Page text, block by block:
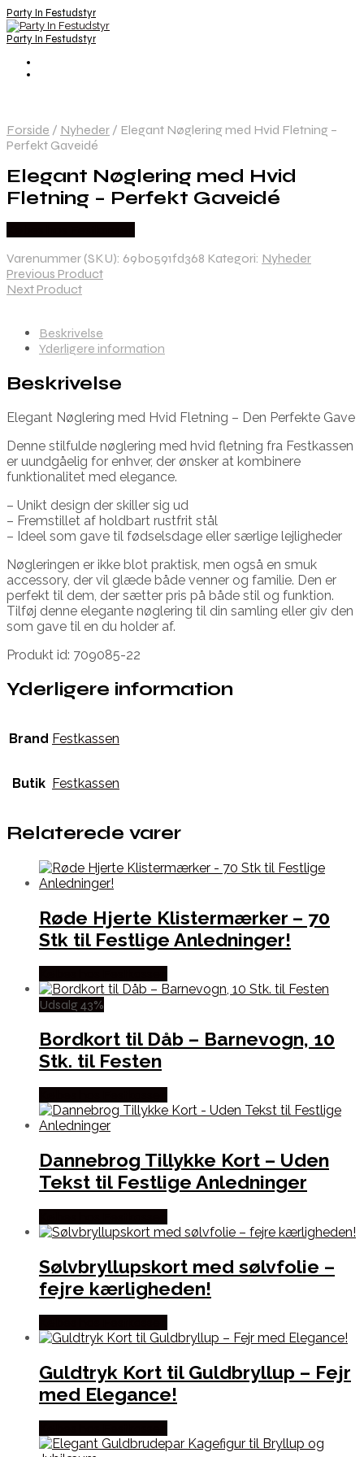
Party In Festudstyr
Party In Festudstyr
Forside / Nyheder / Elegant Nøglering med Hvid Fletning –
Perfekt Gaveidé
Elegant Nøglering med Hvid
Fletning – Perfekt Gaveidé
Varenummer (SKU): 69b0591fd368 Kategori: Nyheder
Previous Product
Next Product
Beskrivelse
Yderligere information
Beskrivelse
Elegant Nøglering med Hvid Fletning – Den Perfekte Gave
Denne stilfulde nøglering med hvid fletning fra Festkassen
er uundgåelig for enhver, der ønsker at kombinere
funktionalitet med elegance.
– Unikt design der skiller sig ud
– Fremstillet af holdbart rustfrit stål
– Ideel som gave til fødselsdage eller særlige lejligheder
Nøgleringen er ikke blot praktisk, men også en smuk
accessory, der vil glæde både venner og familie. Den er
perfekt til dem, der sætter pris på både stil og funktion.
Tilføj denne elegante nøglering til din samling eller giv den
som gave til en du holder af.
Produkt id: 709085-22
Yderligere information
Brand Festkassen
Butik Festkassen
Relaterede varer
Røde Hjerte Klistermærker – 70
Stk til Festlige Anledninger!
Udsalg 43%
Bordkort til Dåb – Barnevogn, 10
Stk. til Festen
Dannebrog Tillykke Kort – Uden
Tekst til Festlige Anledninger
Sølvbryllupskort med sølvfolie –
fejre kærligheden!
Guldtryk Kort til Guldbryllup – Fejr
med Elegance!